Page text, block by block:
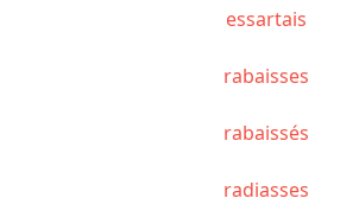
essartais
rabaisses
rabaissés
radiasses